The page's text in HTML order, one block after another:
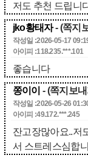
저도 추천 드립니
jko황태자- (쪽지
작성일 :2026-05-17
아이피 :118.235.***.101
좋습니다
쫑이이 - (쪽지보
작성일 :2026-05-26
아이피 :49.172.***.245
잔고장많아요..저
서 스트레스심합